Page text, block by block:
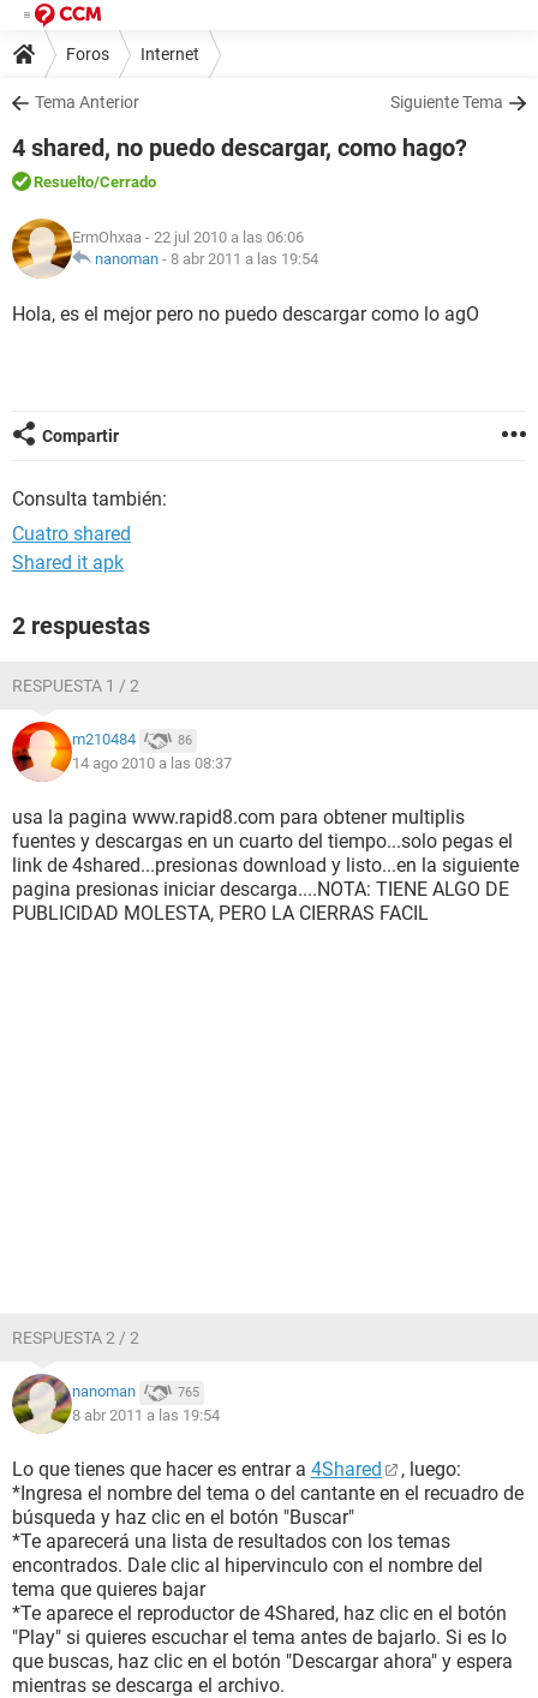
Foros Internet
Tema Anterior Siguiente Tema
4 shared, no puedo descargar, como hago?
Resuelto/Cerrado
ErmOhxaa - 22 jul 2010 a las 06:06
nanoman - 8 abr 2011 a las 19:54
Hola, es el mejor pero no puedo descargar como lo agO
Compartir
Consulta también:
Cuatro shared
Shared it apk
2 respuestas
RESPUESTA 1 / 2
m210484 86
14 ago 2010 a las 08:37
usa la pagina www.rapid8.com para obtener multiplis
fuentes y descargas en un cuarto del tiempo...solo pegas el
link de 4shared...presionas download y listo...en la siguiente
pagina presionas iniciar descarga....NOTA: TIENE ALGO DE
PUBLICIDAD MOLESTA, PERO LA CIERRAS FACIL
RESPUESTA 2 / 2
nanoman 765
8 abr 2011 a las 19:54
Lo que tienes que hacer es entrar a 4Shared
, luego:
*Ingresa el nombre del tema o del cantante en el recuadro de
búsqueda y haz clic en el botón "Buscar"
*Te aparecerá una lista de resultados con los temas
encontrados. Dale clic al hipervinculo con el nombre del
tema que quieres bajar
*Te aparece el reproductor de 4Shared, haz clic en el botón
"Play" si quieres escuchar el tema antes de bajarlo. Si es lo
que buscas, haz clic en el botón "Descargar ahora" y espera
mientras se descarga el archivo.